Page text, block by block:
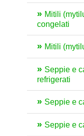
Mitili
congelati
Mitili
Seppie e
refrigerati
Seppie e
Seppie e